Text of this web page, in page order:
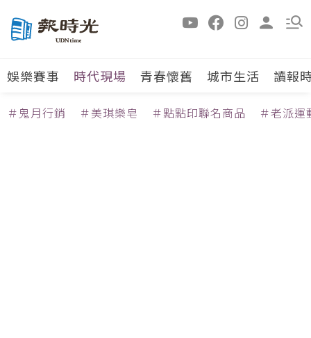
娛樂賽事 時代現場 青春懷舊 城市生活 讀報
＃鬼月行銷 ＃美琪樂皂 ＃點點印聯名商品 ＃老派運